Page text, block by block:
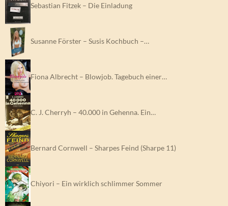
Sebastian Fitzek – Die Einladung
Susanne Förster – Susis Kochbuch –…
Fiona Albrecht – Blowjob. Tagebuch einer…
C. J. Cherryh – 40.000 in Gehenna. Ein…
Bernard Cornwell – Sharpes Feind (Sharpe 11)
Chiyori – Ein wirklich schlimmer Sommer